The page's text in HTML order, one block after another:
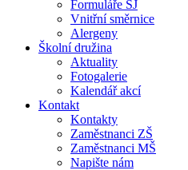
Formuláře ŠJ
Vnitřní směrnice
Alergeny
Školní družina
Aktuality
Fotogalerie
Kalendář akcí
Kontakt
Kontakty
Zaměstnanci ZŠ
Zaměstnanci MŠ
Napište nám